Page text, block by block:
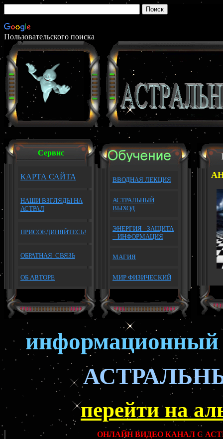
Пользовательского поиска
Сервис
КАРТА САЙТА
НАШИ ВЗГЛЯДЫ НА
АСТРАЛ
ПРИСОЕДИНЯЙТЕСЬ!
ОБРАТНАЯ СВЯЗЬ
ОБ АВТОРЕ
ВВОДНАЯ ЛЕКЦИЯ
АСТРАЛЬНЫЙ
ВЫХОД
ЭНЕРГИЯ -ЗАЩИТА
– ИНФОРМАЦИЯ
МАГИЯ
МИР ФИЗИЧЕСКИЙ
информационный
перейти на
ОНЛАЙН ВИДЕО КАНАЛ С